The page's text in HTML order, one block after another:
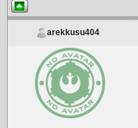
arekkusu404